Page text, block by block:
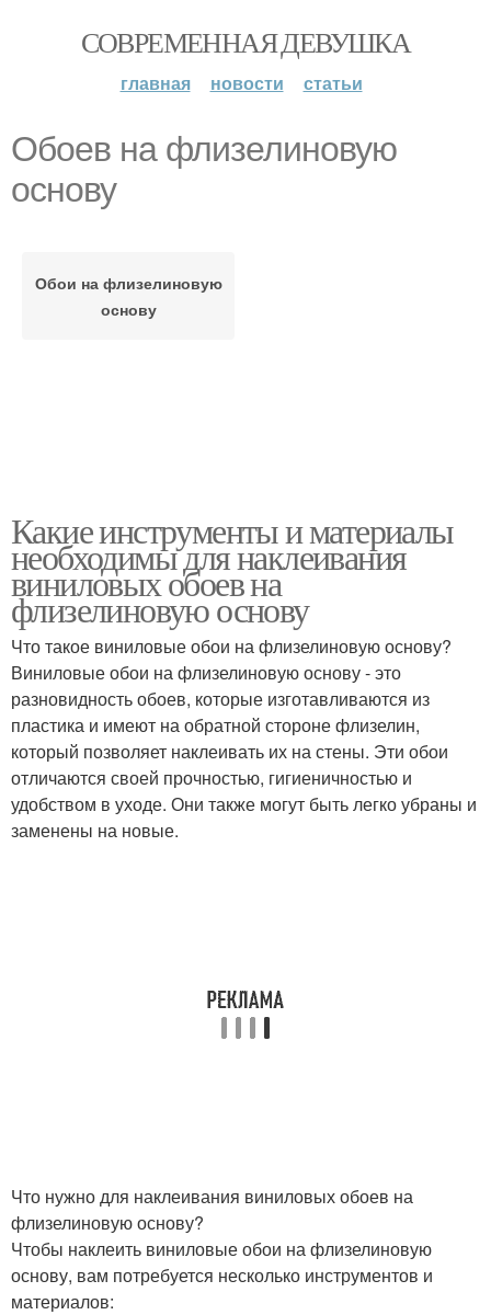
СОВРЕМЕННАЯ ДЕВУШКА
главная новости статьи
Обоев на флизелиновую
основу
Обои на флизелиновую
основу
Какие инструменты и материалы
необходимы для наклеивания
виниловых обоев на
флизелиновую основу
Что такое виниловые обои на флизелиновую основу?
Виниловые обои на флизелиновую основу - это
разновидность обоев, которые изготавливаются из
пластика и имеют на обратной стороне флизелин,
который позволяет наклеивать их на стены. Эти обои
отличаются своей прочностью, гигиеничностью и
удобством в уходе. Они также могут быть легко убраны и
заменены на новые.
Что нужно для наклеивания виниловых обоев на
флизелиновую основу?
Чтобы наклеить виниловые обои на флизелиновую
основу, вам потребуется несколько инструментов и
материалов: